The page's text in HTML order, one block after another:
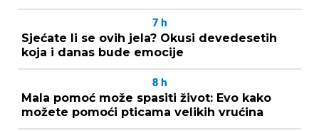
7 h
Sjećate li se ovih jela? Okusi devedesetih
koja i danas bude emocije
8 h
Mala pomoć može spasiti život: Evo kako
možete pomoći pticama velikih vrućina